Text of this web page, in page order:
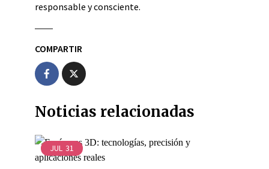
responsable y consciente.
COMPARTIR
Noticias relacionadas
JUL 31